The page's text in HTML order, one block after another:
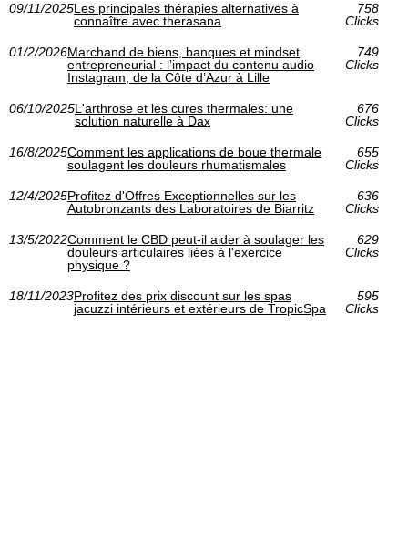
09/11/2025Les principales thérapies alternatives à
connaître avec therasana
758
Clicks
01/2/2026Marchand de biens, banques et mindset
entrepreneurial : l’impact du contenu audio
Instagram, de la Côte d’Azur à Lille
749
Clicks
06/10/2025L'arthrose et les cures thermales: une
solution naturelle à Dax
676
Clicks
16/8/2025Comment les applications de boue thermale
soulagent les douleurs rhumatismales
655
Clicks
12/4/2025Profitez d'Offres Exceptionnelles sur les
Autobronzants des Laboratoires de Biarritz
636
Clicks
13/5/2022Comment le CBD peut-il aider à soulager les
douleurs articulaires liées à l'exercice
physique ?
629
Clicks
18/11/2023Profitez des prix discount sur les spas
jacuzzi intérieurs et extérieurs de TropicSpa
595
Clicks